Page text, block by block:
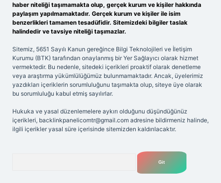
haber niteliği taşımamakta olup, gerçek kurum ve kişiler hakkında
paylaşım yapılmamaktadır. Gerçek kurum ve kişiler ile isim
benzerlikleri tamamen tesadüfidir. Sitemizdeki bilgiler taslak
halindedir ve tavsiye niteliği taşımazlar.
Sitemiz, 5651 Sayılı Kanun gereğince Bilgi Teknolojileri ve İletişim
Kurumu (BTK) tarafından onaylanmış bir Yer Sağlayıcı olarak hizmet
vermektedir. Bu nedenle, sitedeki içerikleri proaktif olarak denetleme
veya araştırma yükümlülüğümüz bulunmamaktadır. Ancak, üyelerimiz
yazdıkları içeriklerin sorumluluğunu taşımakta olup, siteye üye olarak
bu sorumluluğu kabul etmiş sayılırlar.
Hukuka ve yasal düzenlemelere aykırı olduğunu düşündüğünüz
içerikleri, backlinkpanelicomtr@gmail.com adresine bildirmeniz halinde,
ilgili içerikler yasal süre içerisinde sitemizden kaldırılacaktır.